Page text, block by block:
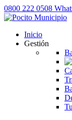
0800 222 0508
Inicio
Gestión